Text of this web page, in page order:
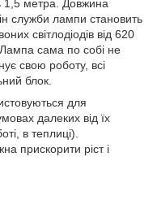
1,5 метра. Довжина
служби лампи становить
світлодіодів від 620
сама по собі не
свою роботу, всі
блок.
для
далеких від їх
в теплиці).
прискорити ріст і